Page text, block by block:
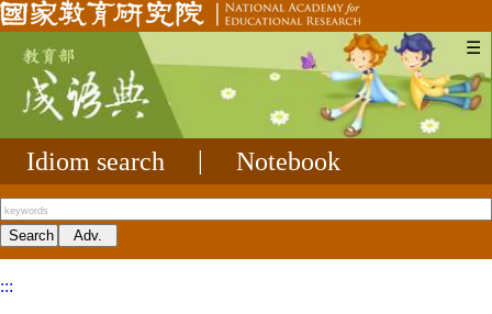
☰
Idiom search Notebook
:::